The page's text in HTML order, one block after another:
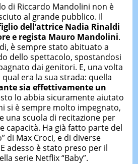
di Riccardo Mandolini non è
al grande pubblico. Il
dell’attrice Nadia Rinaldi
e regista Mauro Mandolini.
è sempre stato abituato a
dello spettacolo, spostandosi
dai genitori. E, una volta
era la sua strada: quella
sia effettivamente un
lo abbia sicuramente aiutato
si è sempre molto impegnato,
una scuola di recitazione per
capacità. Ha già fatto parte del
di Max Croci, e di diverse
adesso è stato preso per il
serie Netflix “Baby”.